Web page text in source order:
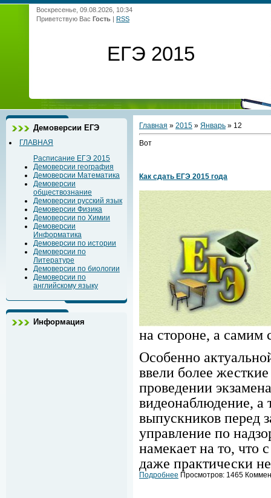
Воскресенье, 09.08.2026, 10:34
Приветствую Вас Гость | RSS
ЕГЭ 2015
Демоверсии ЕГЭ
ГЛАВНАЯ
Расписание ЕГЭ 2015
Демоверсии география
Демоверсии Математика
Демоверсии
обществознание
Демоверсии русский язык
Демоверсии Физика
Демоверсии по Химии
Демоверсии
Информатика
Демоверсии по истории
Демоверсии по
Литературе
Демоверсии по биологии
Демоверсии по
английскому языку
Информация
Главная » 2015 » Январь » 12
Вот
Как сдать ЕГЭ 2015 года
на стороне, а самим
Особенно
ввели более
проведении
видеонаблюдение, а
выпускников перед
управление по
намекает на то, что
даже практически
Подробнее Просмотров: 1465